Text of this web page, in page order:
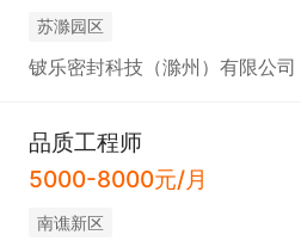
苏滁园区
铍乐密封科技（滁州）有限公司
品质工程师
5000-8000元/月
南谯新区